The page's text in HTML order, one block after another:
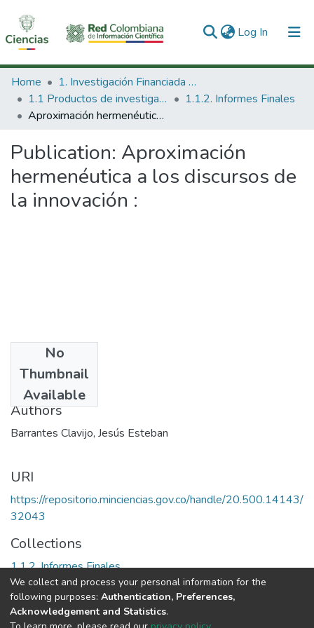
Log In (current)
Communities & Collections
All of DSpace
Home
1. Investigación Financiada con Recursos Públicos
1.1 Productos de investigación
1.1.2. Informes Finales
Aproximación hermenéutica a los discursos de la innovación :
Publication: Aproximación
hermenéutica a los discursos de
la innovación :
No
Thumbnail
Available
2002
Authors
Barrantes Clavijo, Jesús Esteban
URI
https://repositorio.minciencias.gov.co/handle/20.500.14143/
32043
Collections
1.1.2. Informes Finales
Full item page
We collect and process your personal information for the
following purposes: Authentication, Preferences,
Acknowledgement and Statistics.